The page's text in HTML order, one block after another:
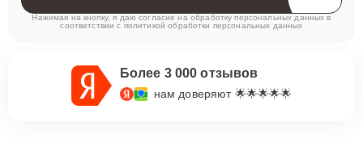
Нажимая на кнопку, я даю согласие на обработку персональных данных в
соответствии с политикой обработки персональных данных
Более 3 000 отзывов
нам доверяют 🌟🌟🌟🌟🌟